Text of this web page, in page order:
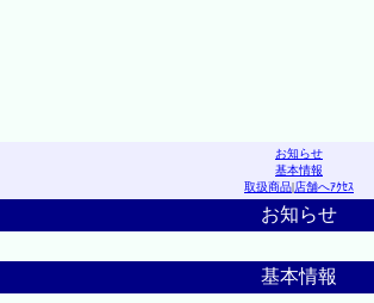
お知らせ
基本情報
取扱商品|店舗へｱｸｾｽ
お知らせ
基本情報